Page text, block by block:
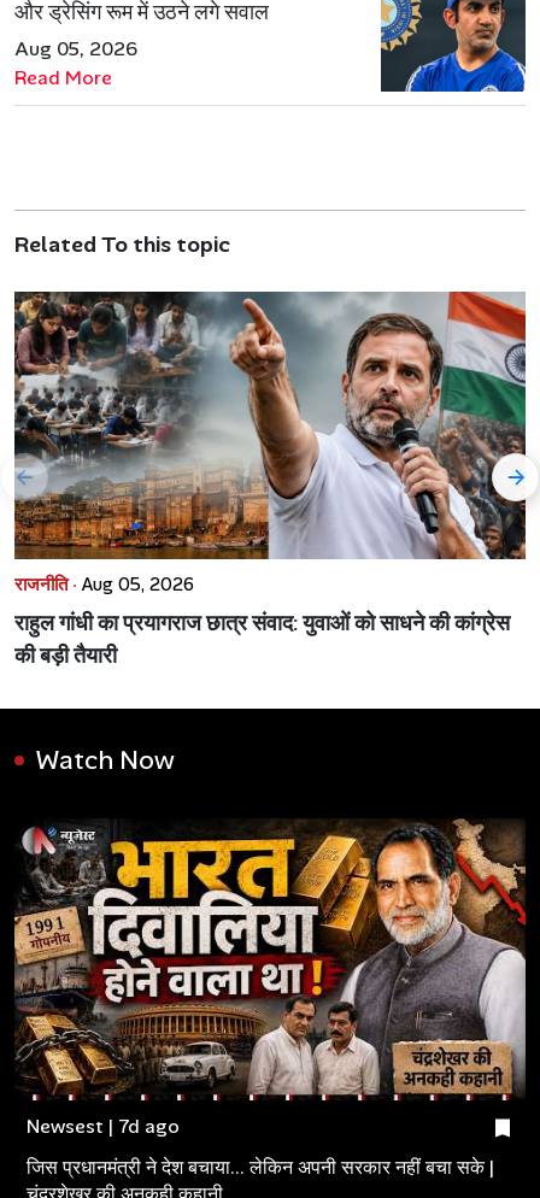
और ड्रेसिंग रूम में उठने लगे सवाल
Aug 05, 2026
Read More
Related To this topic
राजनीति · Aug 05, 2026
राहुल गांधी का प्रयागराज छात्र संवाद: युवाओं को साधने की कांग्रेस
की बड़ी तैयारी
Watch Now
Newsest | 7d ago
जिस प्रधानमंत्री ने देश बचाया... लेकिन अपनी सरकार नहीं बचा सके |